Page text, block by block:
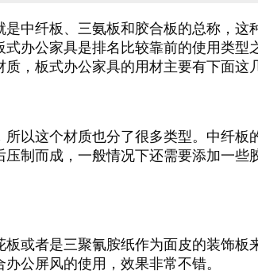
是中纤板、三氨板和胶合板的总称，
式办公家具是排名比较靠前的使用类
，板式办公家具的用材主要有下面这
以这个材质也分了很多类型。中纤
压制而成，一般情况下还需要添加一
或者是三聚氰胺纸作为面皮的装饰
公屏风的使用，效果非常不错。